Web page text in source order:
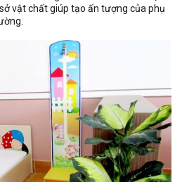
vật chất giúp tạo ấn tượng của phụ